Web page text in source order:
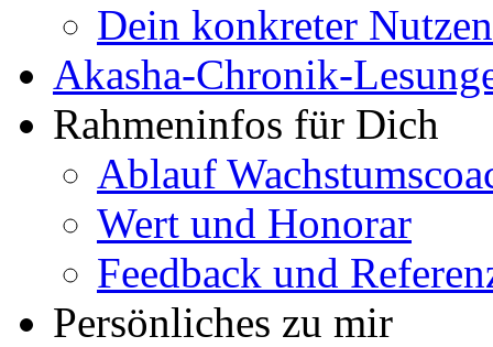
Dein konkreter Nutzen
Akasha-Chronik-
Rahmeninfos für Dich
Ablauf
Wert und Honorar
Feedback und
Persönliches zu mir